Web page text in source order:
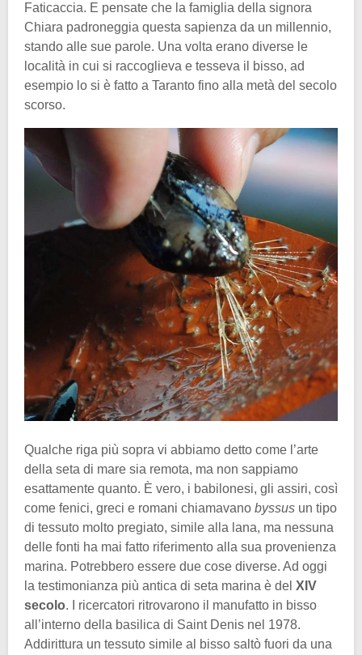
Faticaccia. E pensate che la famiglia della signora
Chiara padroneggia questa sapienza da un millennio,
stando alle sue parole. Una volta erano diverse le
località in cui si raccoglieva e tesseva il bisso, ad
esempio lo si è fatto a Taranto fino alla metà del secolo
scorso.
Qualche riga più sopra vi abbiamo detto come l’arte
della seta di mare sia remota, ma non sappiamo
esattamente quanto. È vero, i babilonesi, gli assiri, così
come fenici, greci e romani chiamavano byssus un tipo
di tessuto molto pregiato, simile alla lana, ma nessuna
delle fonti ha mai fatto riferimento alla sua provenienza
marina. Potrebbero essere due cose diverse. Ad oggi
la testimonianza più antica di seta marina è del XIV
secolo. I ricercatori ritrovarono il manufatto in bisso
all’interno della basilica di Saint Denis nel 1978.
Addirittura un tessuto simile al bisso saltò fuori da una